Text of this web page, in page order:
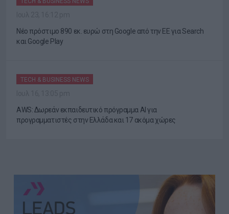
Νέο πρόστιμο 890 εκ. ευρώ στη Google από την ΕΕ για Search
και Google Play
TECH & BUSINESS NEWS
AWS: Δωρεάν εκπαιδευτικό πρόγραμμα AI για
προγραμματιστές στην Ελλάδα και 17 ακόμα χώρες